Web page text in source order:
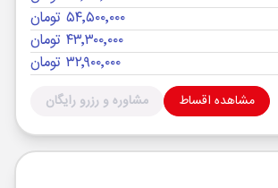
۵۴٬۵۰۰٬۰۰۰ تومان
۴۳٬۳۰۰٬۰۰۰ تومان
۳۲٬۹۰۰٬۰۰۰ تومان
مشاهده اقساط مشاوره و رزرو رایگان